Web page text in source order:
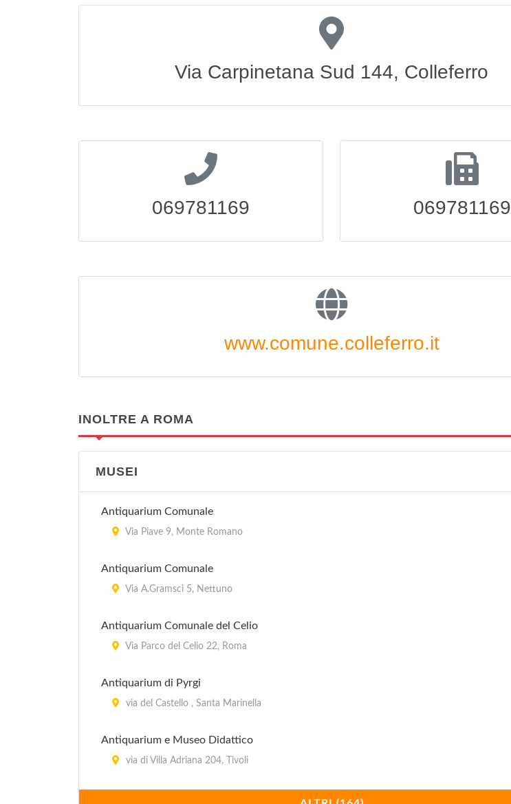
Via Carpinetana Sud 144, Colleferro
069781169 069781169
www.comune.colleferro.it
INOLTRE A ROMA
MUSEI
Antiquarium Comunale
Via Piave 9, Monte Romano
Antiquarium Comunale
Via A.Gramsci 5, Nettuno
Antiquarium Comunale del Celio
Via Parco del Celio 22, Roma
Antiquarium di Pyrgi
via del Castello , Santa Marinella
Antiquarium e Museo Didattico
via di Villa Adriana 204, Tivoli